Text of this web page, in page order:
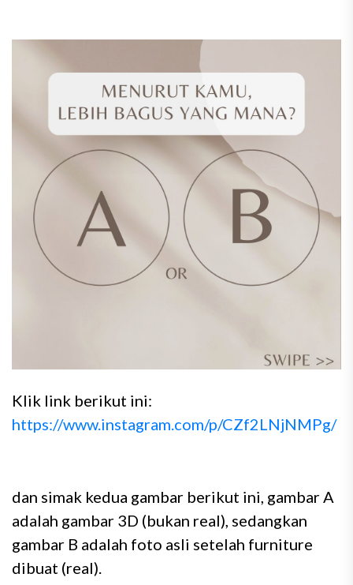
Klik link berikut ini:
https://www.instagram.com/p/CZf2LNjNMPg/
dan simak kedua gambar berikut ini, gambar A
adalah gambar 3D (bukan real), sedangkan
gambar B adalah foto asli setelah furniture
dibuat (real).